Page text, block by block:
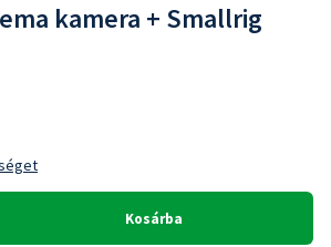
kamera + Smallrig